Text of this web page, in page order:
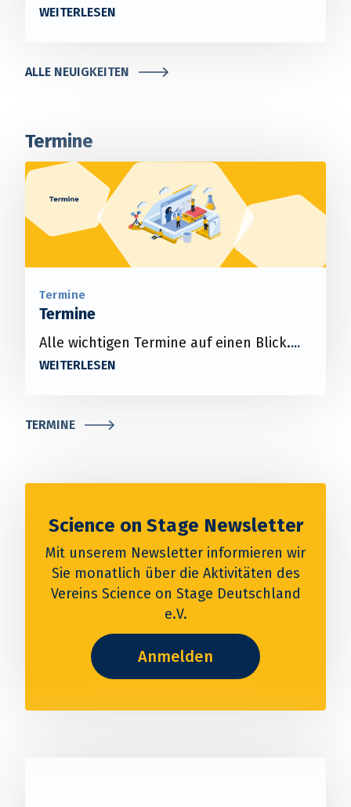
ALLE NEUIGKEITEN
Termine
Termine
Termine
Alle wichtigen Termine auf einen Blick.
TERMINE
Science on Stage Newsletter
Mit unserem Newsletter informieren wir
Sie monatlich über die Aktivitäten des
Vereins Science on Stage Deutschland
e.V.
Anmelden